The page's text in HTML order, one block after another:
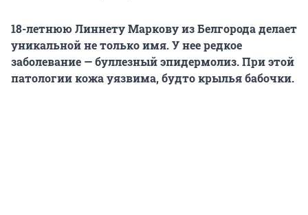
18-летнюю Линнету Маркову из Белгорода делает
уникальной не только имя. У нее редкое
заболевание — буллезный эпидермолиз. При этой
патологии кожа уязвима, будто крылья бабочки.